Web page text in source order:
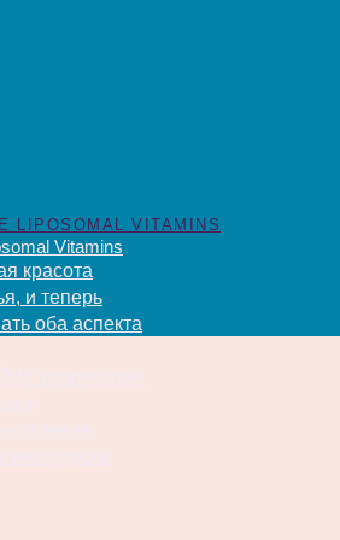
VITAMINS
Vitamins
красота
и теперь
оба аспекта